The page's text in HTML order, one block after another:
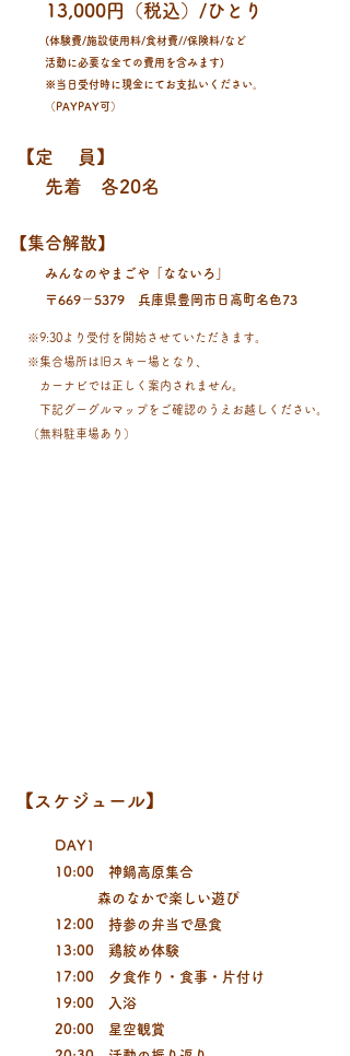
13,000円（税込）/ひとり
(体験費/施設使用料/食材費//保険料/など
​活動に必要な全ての費用を含みます)
※当日受付時に現金にてお支払いください。
（PAYPAY可）
​【定 員】
先着 各20名
​【集合解散】
みんなのやまごや「なないろ」
〒669－5379 兵庫県豊岡市日高町名色73
※9:30より受付を開始させていただきます。
※集合場所は旧スキー場となり、
カーナビでは正しく案内されません。
​ 下記グーグルマップをご確認のうえお越しください。
（無料駐車場あり）
【スケジュール】
DAY1
10:00 神鍋高原集合
森のなかで楽しい遊び
12:00 持参の弁当で昼食
13:00 鶏絞め体験
17:00 夕食作り・食事・片付け
19:00 入浴
20:00 星空観賞